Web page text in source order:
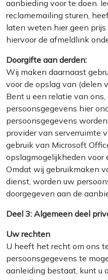
aanbieding voor te doen.
reclamemailing sturen,
laten weten hier geen
hiervoor de afmeldlink
Doorgifte aan derden:
Wij maken daarnaast
voor de opslag van (delen
Bent u een relatie van
persoonsgegevens hier
persoonsgegevens
provider van serverruimte
gebruik van Microsoft
opslagmogelijkheden voor
Omdat wij gebruikmaken
dienst, worden uw
doorgegeven aan de
Deel 3: Algemeen deel
Uw rechten
U heeft het recht om ons
persoonsgegevens te
aanleiding bestaat, kunt u